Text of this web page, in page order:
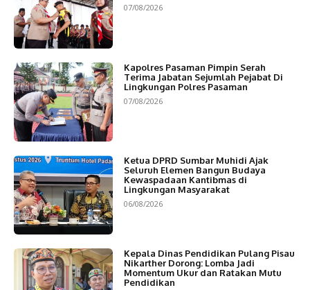
07/08/2026
Kapolres Pasaman Pimpin Serah
Terima Jabatan Sejumlah Pejabat Di
Lingkungan Polres Pasaman
07/08/2026
Ketua DPRD Sumbar Muhidi Ajak
Seluruh Elemen Bangun Budaya
Kewaspadaan Kantibmas di
Lingkungan Masyarakat
06/08/2026
Kepala Dinas Pendidikan Pulang Pisau
Nikarther Dorong: Lomba Jadi
Momentum Ukur dan Ratakan Mutu
Pendidikan